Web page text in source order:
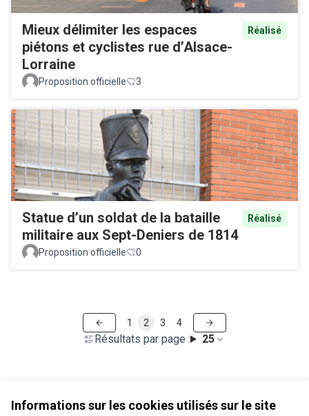
Informations sur les cookies utilisés sur le site
Mieux délimiter les espaces
piétons et cyclistes rue d’Alsace-
Lorraine
Réalisé
Proposition officielle 3
Statue d’un soldat de la bataille
militaire aux Sept-Deniers de 1814
Réalisé
Proposition officielle 0
Résultats par page : 25
1 2 3 4